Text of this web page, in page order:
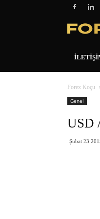
Forex Koçu
Genel
USD
Şubat 23